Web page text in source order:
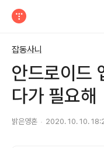
잡동사니
안드로이드
다가 필요해
밝은영혼 2020. 10. 10.